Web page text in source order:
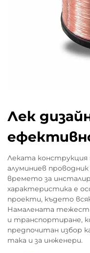
притесняват.
съединители
доста горещи
градуса по
защитното
вибрации могат
да позволят на
алуминия
борят с
никелови
обичайните си
покрития и
гелове отгоре.
поддържа
20 милиома дори
Лек
Леката конструкция
алуминиев проводник
времето за
характеристика е
проекти, където
Намалената тежест
и транспортиране,
предпочитан избор
така и за инженери.